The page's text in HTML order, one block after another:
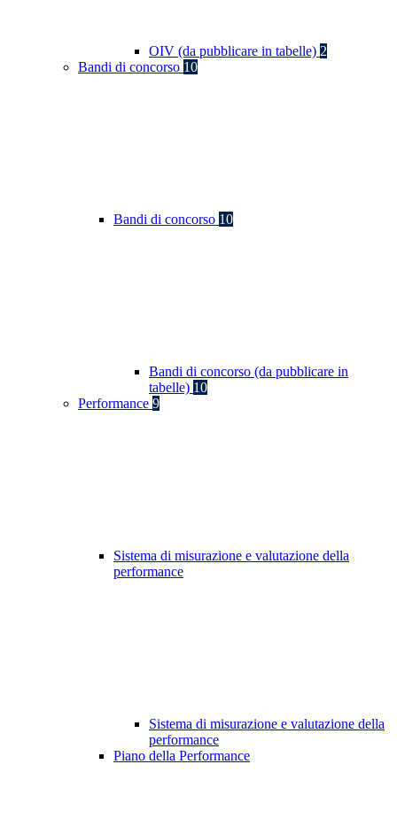
OIV (da pubblicare in tabelle) 2
Bandi di concorso 10
Bandi di concorso 10
Bandi di concorso (da pubblicare in
tabelle) 10
Performance 9
Sistema di misurazione e valutazione della
performance
Sistema di misurazione e valutazione della
performance
Piano della Performance